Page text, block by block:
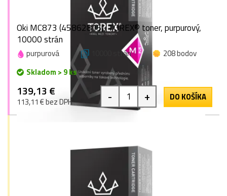
Oki MC873 (45862815), TOREX® toner, purpurový,
10000 strán
purpurová 10000 strán
208 bodov
Skladom > 9 ks
139,13 €
113,11 € bez DPH - + DO KOŠÍKA